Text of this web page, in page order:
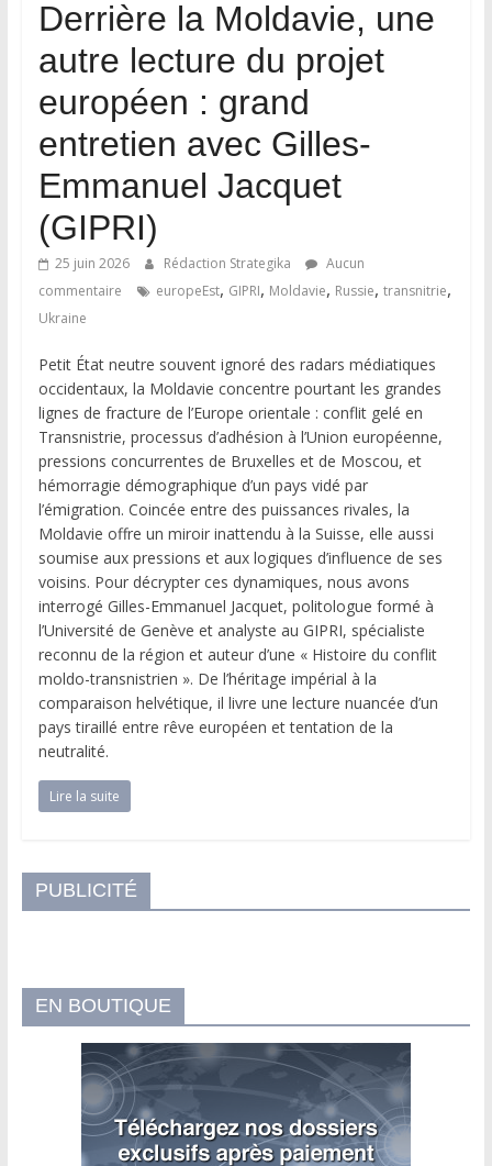
Derrière la Moldavie, une
autre lecture du projet
européen : grand
entretien avec Gilles-
Emmanuel Jacquet
(GIPRI)
25 juin 2026 Rédaction Strategika
Aucun
commentaire
europeEst, GIPRI, Moldavie, Russie, transnitrie,
Ukraine
Petit État neutre souvent ignoré des radars médiatiques
occidentaux, la Moldavie concentre pourtant les grandes
lignes de fracture de l’Europe orientale : conflit gelé en
Transnistrie, processus d’adhésion à l’Union européenne,
pressions concurrentes de Bruxelles et de Moscou, et
hémorragie démographique d’un pays vidé par
l’émigration. Coincée entre des puissances rivales, la
Moldavie offre un miroir inattendu à la Suisse, elle aussi
soumise aux pressions et aux logiques d’influence de ses
voisins. Pour décrypter ces dynamiques, nous avons
interrogé Gilles-Emmanuel Jacquet, politologue formé à
l’Université de Genève et analyste au GIPRI, spécialiste
reconnu de la région et auteur d’une « Histoire du conflit
moldo-transnistrien ». De l’héritage impérial à la
comparaison helvétique, il livre une lecture nuancée d’un
pays tiraillé entre rêve européen et tentation de la
neutralité.
Lire la suite
PUBLICITÉ
EN BOUTIQUE